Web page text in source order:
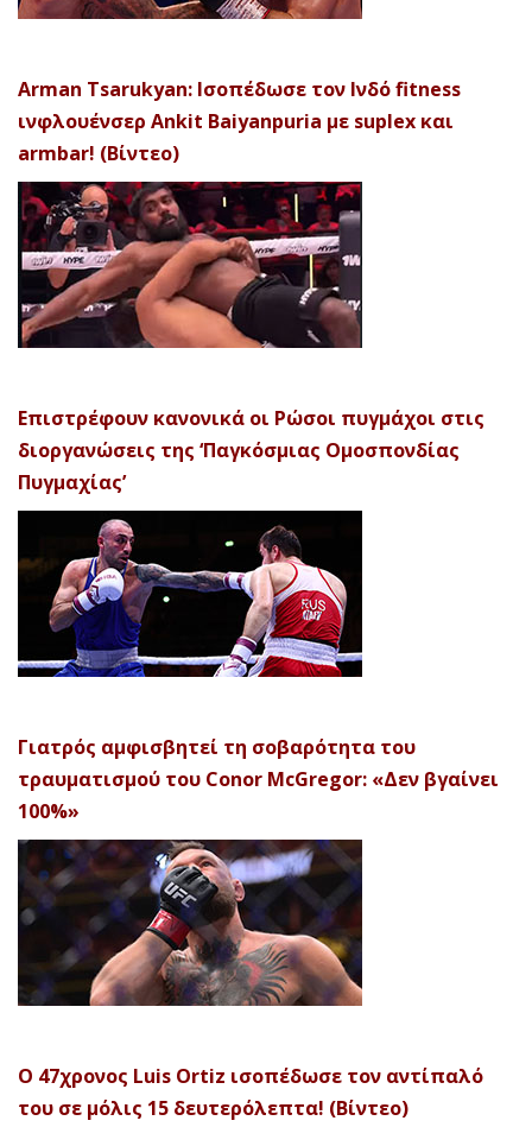
Arman Tsarukyan: Ισοπέδωσε τον Ινδό fitness
ινφλουένσερ Ankit Baiyanpuria με suplex και
armbar! (Βίντεο)
Επιστρέφουν κανονικά οι Ρώσοι πυγμάχοι στις
διοργανώσεις της ‘Παγκόσμιας Ομοσπονδίας
Πυγμαχίας’
Γιατρός αμφισβητεί τη σοβαρότητα του
τραυματισμού του Conor McGregor: «Δεν βγαίνει
100%»
Ο 47χρονος Luis Ortiz ισοπέδωσε τον αντίπαλό
του σε μόλις 15 δευτερόλεπτα! (Βίντεο)